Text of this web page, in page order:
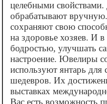
целебными свойствами.
обрабатывают
сохраняют свою
на здоровье хозяев. И
бодростью, улучшать
настроение. Ювелиры
используют янтарь для
шедевров. Их
выставках